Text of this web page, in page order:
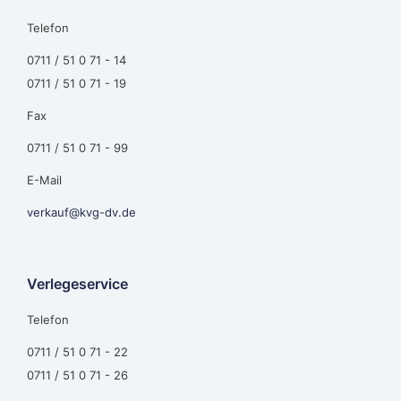
Telefon
0711 / 51 0 71 - 14
0711 / 51 0 71 - 19
Fax
0711 / 51 0 71 - 99
E-Mail
verkauf@kvg-dv.de
Verlegeservice
Telefon
0711 / 51 0 71 - 22
0711 / 51 0 71 - 26